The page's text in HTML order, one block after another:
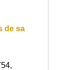
de sa